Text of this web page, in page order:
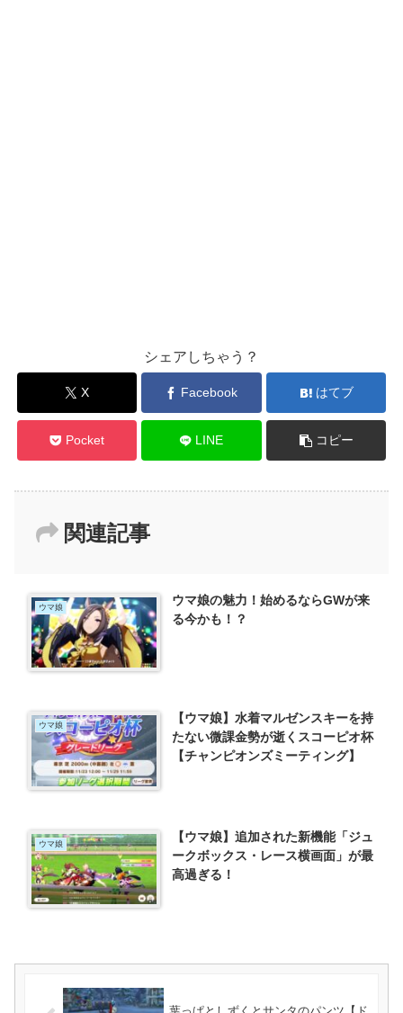
シェアしちゃう？
X Facebook はてブ
Pocket LINE コピー
関連記事
ウマ娘
ウマ娘の魅力！始めるならGWが来
る今かも！？
ウマ娘
【ウマ娘】水着マルゼンスキーを持
たない微課金勢が逝くスコーピオ杯
【チャンピオンズミーティング】
ウマ娘
【ウマ娘】追加された新機能「ジュ
ークボックス・レース横画面」が最
高過ぎる！